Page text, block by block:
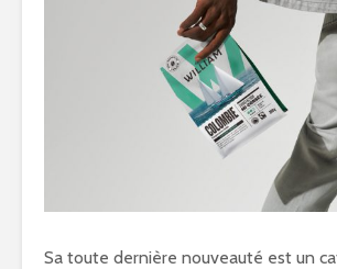
Sa toute dernière nouveauté est un